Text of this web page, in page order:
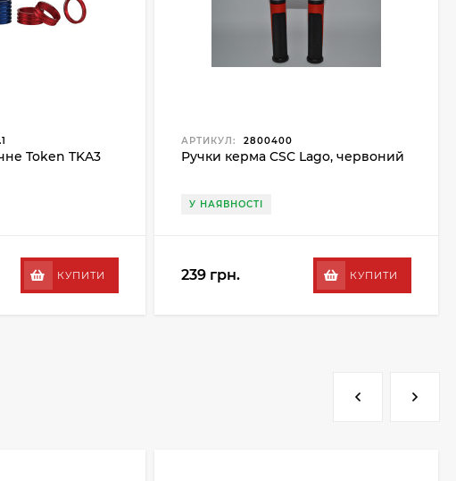
Token TKA3
КУПИТИ
АРТИКУЛ: 2800400
Ручки керма CSC Lago, червоний
У НАЯВНОСТІ
239 грн. КУПИТИ